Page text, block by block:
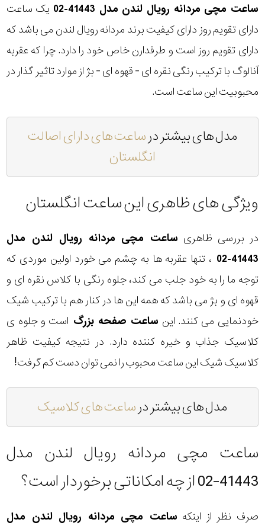
ساعت مچی مردانه رویال لندن مدل 41443-02
یک ساعت
دارای تقویم روز دارای کیفیت برند مردانه رویال لندن می باشد که
دارای تقویم روز است و طرفدارن خاص خود را دارد. چرا که عقربه
آنالوگ با ترکیب رنگی نقره ای - قهوه ای - بژ از موارد تاثیر گذار در
محبوبیت این ساعت است.
مدل های بیشتر درساعت های دارای اصالت
انگلستان
ویژگی های ظاهری این ساعت انگلستان
در بررسی ظاهری ساعت مچی مردانه رویال لندن مدل
41443-02
، تنها عقربه ها به چشم می خورد اولین موردی که
توجه ما را به خود جلب می کند، جلوه رنگی با کلاس نقره ای و
قهوه ای و بژ می باشد که همه این ها در کنار هم با ترکیب شیک
خودنمایی می کنند. این ساعت صفحه بزرگ است و جلوه ی
کلاسیک جذاب و خیره کننده دارد. در نتیجه کیفیت ظاهر
کلاسیک شیک این ساعت محبوب را نمی توان دست کم گرفت!
مدل های بیشتر درساعت های کلاسیک
ساعت مچی مردانه رویال لندن مدل
41443-02 از چه امکاناتی برخوردار است؟
صرف نظر از اینکه ساعت مچی مردانه رویال لندن مدل